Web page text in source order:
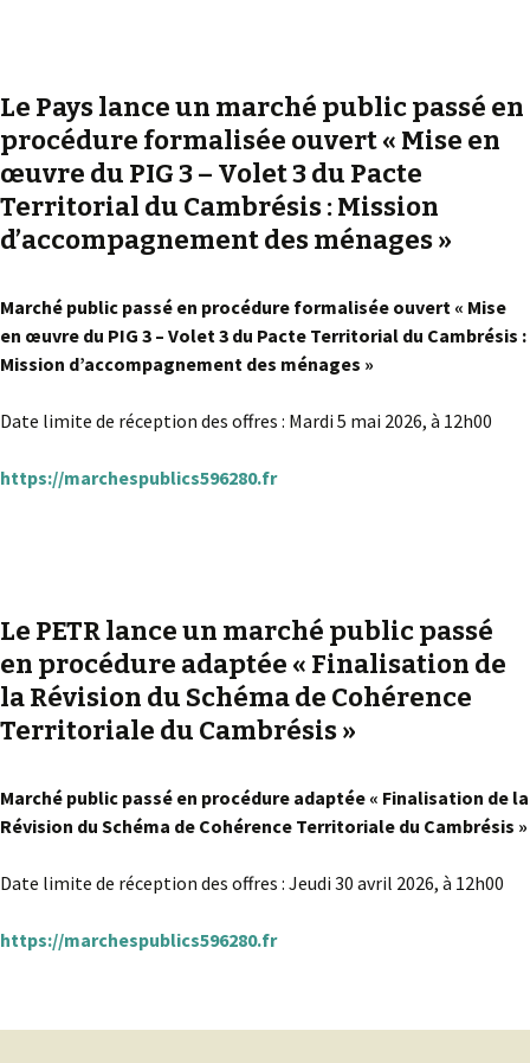
Le Pays lance un marché public passé en
procédure formalisée ouvert « Mise en
œuvre du PIG 3 – Volet 3 du Pacte
Territorial du Cambrésis : Mission
d’accompagnement des ménages »
Marché public passé en procédure formalisée ouvert « Mise
en œuvre du PIG 3 – Volet 3 du Pacte Territorial du Cambrésis :
Mission d’accompagnement des ménages »
Date limite de réception des offres : Mardi 5 mai 2026, à 12h00
https://marchespublics596280.fr
Le PETR lance un marché public passé
en procédure adaptée « Finalisation de
la Révision du Schéma de Cohérence
Territoriale du Cambrésis »
Marché public passé en procédure adaptée « Finalisation de la
Révision du Schéma de Cohérence Territoriale du Cambrésis »
Date limite de réception des offres : Jeudi 30 avril 2026, à 12h00
https://marchespublics596280.fr